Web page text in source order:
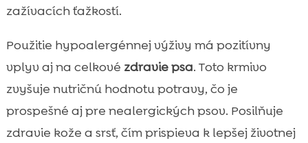
zažívacích ťažkostí.
Použitie hypoalergénnej výživy má pozitívny
vplyv aj na celkové zdravie psa. Toto krmivo
zvyšuje nutričnú hodnotu potravy, čo je
prospešné aj pre nealergických psov. Posilňuje
zdravie kože a srsť, čím prispieva k lepšej životnej